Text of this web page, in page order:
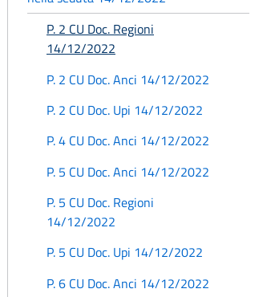
P. 2 CU Doc. Regioni
14/12/2022
P. 2 CU Doc. Anci 14/12/2022
P. 2 CU Doc. Upi 14/12/2022
P. 4 CU Doc. Anci 14/12/2022
P. 5 CU Doc. Anci 14/12/2022
P. 5 CU Doc. Regioni
14/12/2022
P. 5 CU Doc. Upi 14/12/2022
P. 6 CU Doc. Anci 14/12/2022